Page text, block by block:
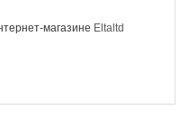
магазине Eltaltd